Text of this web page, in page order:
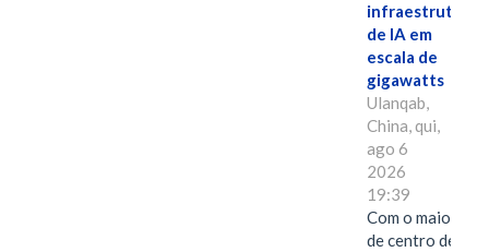
infraestrutura
de IA em
escala de
gigawatts
Ulanqab,
China, qui,
ago 6
2026
19:39
Com o maior
de centro de